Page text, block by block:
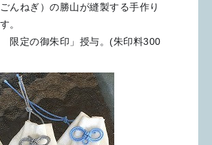
んねぎ）の勝山が縫製する手作り
。
定の御朱印」授与。(朱印料300